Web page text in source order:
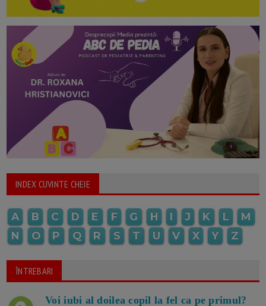
INDEX CUVINTE CHEIE
A B C D E F G H I J K L
M
N
O P Q R S T U V X Y Z
ÎNTREBARI
Voi iubi al doilea copil la fel ca pe primul?